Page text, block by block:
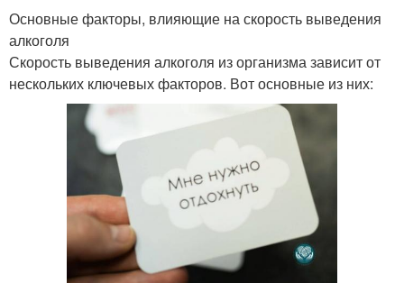
Основные факторы, влияющие на скорость выведения
алкоголя
Скорость выведения алкоголя из организма зависит от
нескольких ключевых факторов. Вот основные из них: